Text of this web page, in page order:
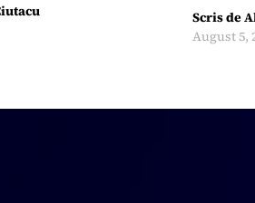
Scris de
August 5,